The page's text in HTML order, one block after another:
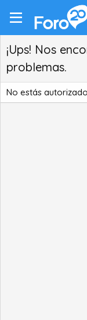
¡Ups! Nos
problemas.
No estás